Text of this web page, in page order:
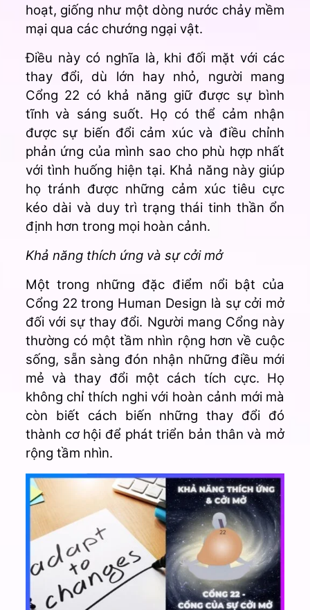
hoạt, giống như một dòng nước chảy mềm
mại qua các chướng ngại vật.
Điều này có nghĩa là, khi đối mặt với các
thay đổi, dù lớn hay nhỏ, người mang
Cổng 22 có khả năng giữ được sự bình
tĩnh và sáng suốt. Họ có thể cảm nhận
được sự biến đổi cảm xúc và điều chỉnh
phản ứng của mình sao cho phù hợp nhất
với tình huống hiện tại. Khả năng này giúp
họ tránh được những cảm xúc tiêu cực
kéo dài và duy trì trạng thái tinh thần ổn
định hơn trong mọi hoàn cảnh.
Khả năng thích ứng và sự cởi mở
Một trong những đặc điểm nổi bật của
Cổng 22 trong Human Design là sự cởi mở
đối với sự thay đổi. Người mang Cổng này
thường có một tầm nhìn rộng hơn về cuộc
sống, sẵn sàng đón nhận những điều mới
mẻ và thay đổi một cách tích cực. Họ
không chỉ thích nghi với hoàn cảnh mới mà
còn biết cách biến những thay đổi đó
thành cơ hội để phát triển bản thân và mở
rộng tầm nhìn.